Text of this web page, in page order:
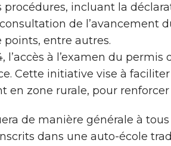
procédures, incluant la
de l’avancement
entre autres.
l’accès à l’examen du permis
Cette initiative vise à
en zone rurale, pour renforcer
de manière générale à
dans une auto-école